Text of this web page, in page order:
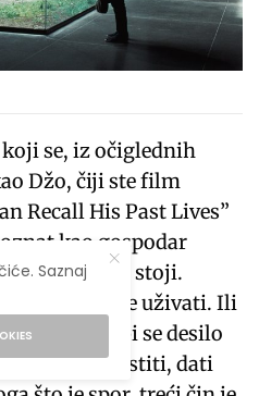
se, iz očiglednih
Džo, čiji ste film
Recall His Past Lives”
kao gospodar
kao da stoji.
u kojem ćete uživati. Ili
Karaa. Da bi se desilo
pustiti i prepustiti, dati
Saznaj